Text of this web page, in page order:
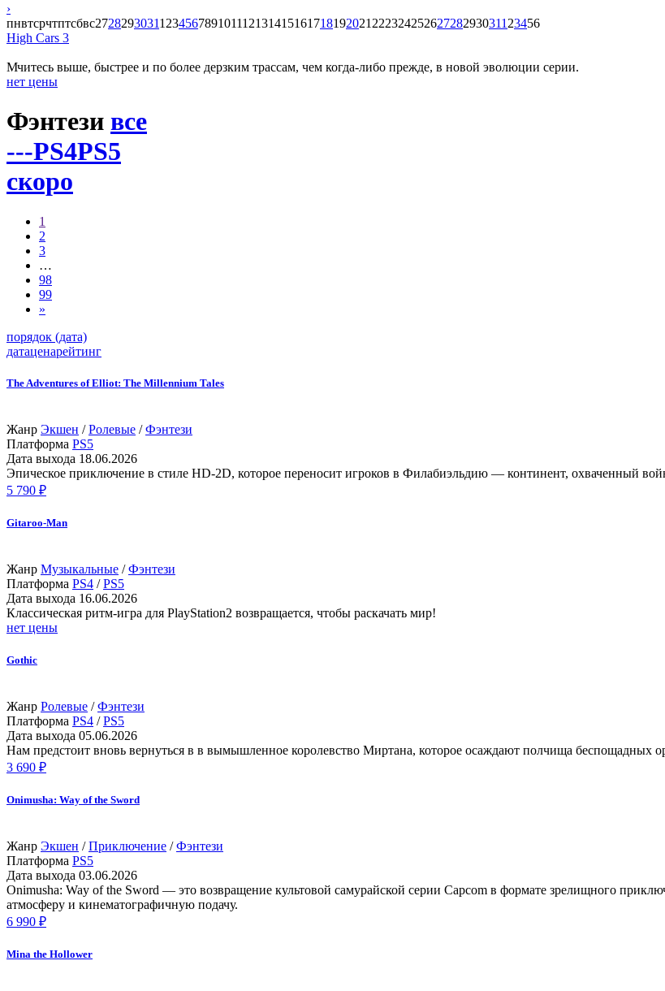
›
пнвтсрчтптсбвс27282930311 23456789101112131415161718192021 222324252627282930311 23456
High Cars 3
Мчитесь выше, быстрее и по более дерзким трассам, чем когда-либо прежде, в новой эволюции серии.
нет цены
Фэнтези все
---PS4PS5
скоро
1
2
3
…
98
99
»
порядок (дата)
датаценарейтинг
The Adventures of Elliot: The Millennium Tales
Жанр Экшен /Ролевые /Фэнтези
Платформа PS5
Дата выхода 18.06.2026
Эпическое приключение в стиле HD‑2D, которое переносит игроков в Филабиэльдию — континент, охваченный
5 790 ₽
Gitaroo-Man
Жанр Музыкальные /Фэнтези
Платформа PS4 /PS5
Дата выхода 16.06.2026
Классическая ритм-игра для PlayStation2 возвращается, чтобы раскачать мир!
нет цены
Gothic
Жанр Ролевые /Фэнтези
Платформа PS4 /PS5
Дата выхода 05.06.2026
Нам предстоит вновь вернуться в в вымышленное королевство Миртана, которое осаждают полчища беспощадных
3 690 ₽
Onimusha: Way of the Sword
Жанр Экшен /Приключение /Фэнтези
Платформа PS5
Дата выхода 03.06.2026
Onimusha: Way of the Sword — это возвращение культовой самурайской серии Capcom в формате зрелищного
атмосферу и кинематографичную подачу.
6 990 ₽
Mina the Hollower